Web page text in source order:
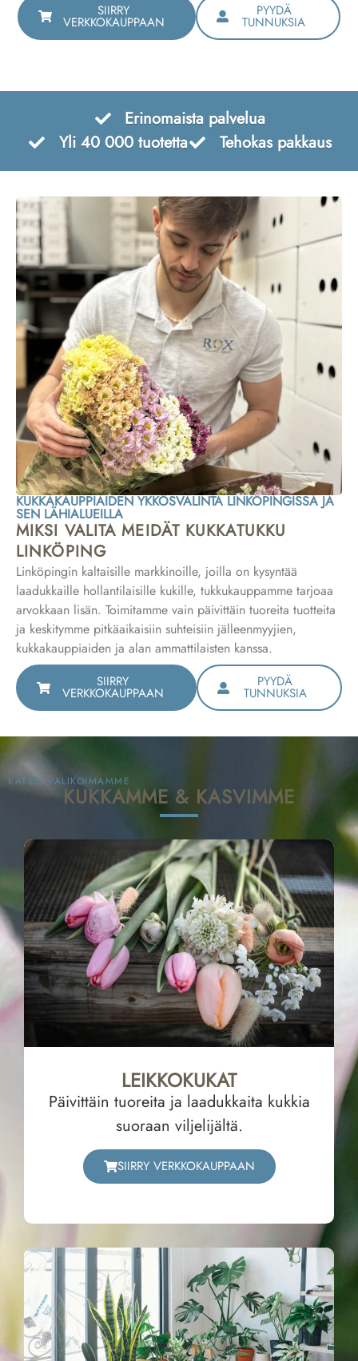
SIIRRY
VERKKOKAUPPAAN
PYYDÄ
TUNNUKSIA
Erinomaista palvelua
Yli 40 000 tuotetta
Tehokas pakkaus
KUKKAKAUPPIAIDEN YKKÖSVALINTA LINKÖPINGISSÄ JA
SEN LÄHIALUEILLA
MIKSI VALITA MEIDÄT KUKKATUKKU
LINKÖPING
Linköpingin kaltaisille markkinoille, joilla on kysyntää
laadukkaille hollantilaisille kukille, tukkukauppamme tarjoaa
arvokkaan lisän. Toimitamme vain päivittäin tuoreita tuotteita
ja keskitymme pitkäaikaisiin suhteisiin jälleenmyyjien,
kukkakauppiaiden ja alan ammattilaisten kanssa.
SIIRRY
VERKKOKAUPPAAN
PYYDÄ
TUNNUKSIA
KATSO VALIKOIMAMME
KUKKAMME & KASVIMME
LEIKKOKUKAT
Päivittäin tuoreita ja laadukkaita kukkia
suoraan viljelijältä.
SIIRRY VERKKOKAUPPAAN